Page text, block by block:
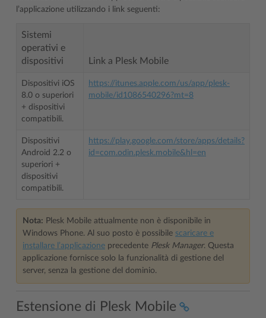
l’applicazione utilizzando i link seguenti:
Sistemi
operativi e
dispositivi
Link a Plesk Mobile
Dispositivi iOS
8.0 o superiori
+ dispositivi
compatibili.
https://itunes.apple.com/us/app/plesk-
mobile/id1086540296?mt=8
Dispositivi
Android 2.2 o
superiori +
dispositivi
compatibili.
https://play.google.com/store/apps/details?
id=com.odin.plesk.mobile&hl=en
Nota: Plesk Mobile attualmente non è disponibile in
Windows Phone. Al suo posto è possibile scaricare e
installare l’applicazione precedente Plesk Manager. Questa
applicazione fornisce solo la funzionalità di gestione del
server, senza la gestione del dominio.
Estensione di Plesk Mobile